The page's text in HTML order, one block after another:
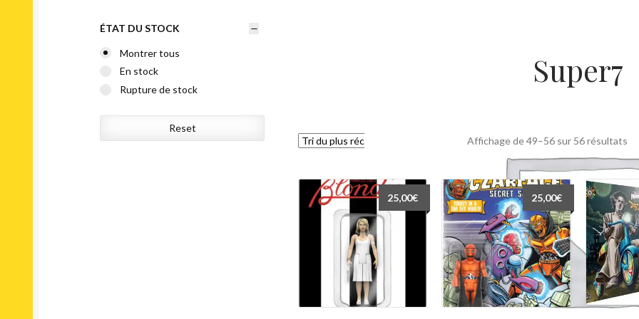
Super7
Affichage de 49–56 sur 56 résultatsTrié
du
au
25,00€ 25,00€
ÉTAT DU STOCK
Montrer tous
En stock
Rupture de stock
Reset